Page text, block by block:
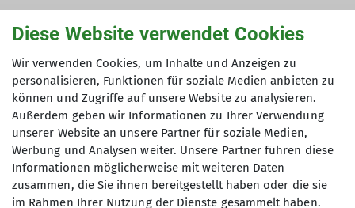
Hiermit erkläre ich mich einverstanden, dass
meine in das Kontaktformular eingegebenen
Daten elektronisch gesichert und zum Zweck
der Kontaktaufnahme verarbeitet und
genutzt werden. Mir ist bekannt, dass ich
meine Einwilligung jederzeit wiederrufen
kann. *
Diese Website verwendet Cookies
Wir verwenden Cookies, um Inhalte und Anzeigen zu
personalisieren, Funktionen für soziale Medien anbieten zu
können und Zugriffe auf unsere Website zu analysieren.
Außerdem geben wir Informationen zu Ihrer Verwendung
unserer Website an unsere Partner für soziale Medien,
Werbung und Analysen weiter. Unsere Partner führen diese
Informationen möglicherweise mit weiteren Daten
zusammen, die Sie ihnen bereitgestellt haben oder die sie
im Rahmen Ihrer Nutzung der Dienste gesammelt haben.